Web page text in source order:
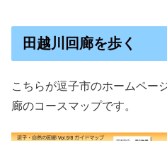
田越川回廊を歩く
こちらが逗子市のホームペー
廊のコースマップです。